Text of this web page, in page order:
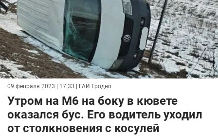
09 февраля 2023 | 17:33 | ГАИ Гродно
Утром на М6 на боку в кювете
оказался бус. Его водитель уходил
от столкновения с косулей